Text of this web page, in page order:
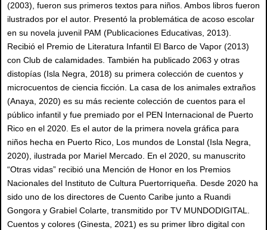
(2003), fueron sus primeros textos para niños. Ambos libros fueron
ilustrados por el autor. Presentó la problemática de acoso escolar
en su novela juvenil PAM (Publicaciones Educativas, 2013).
Recibió el Premio de Literatura Infantil El Barco de Vapor (2013)
con Club de calamidades. También ha publicado 2063 y otras
distopías (Isla Negra, 2018) su primera colección de cuentos y
microcuentos de ciencia ficción. La casa de los animales extraños
(Anaya, 2020) es su más reciente colección de cuentos para el
público infantil y fue premiado por el PEN Internacional de Puerto
Rico en el 2020. Es el autor de la primera novela gráfica para
niños hecha en Puerto Rico, Los mundos de Lonstal (Isla Negra,
2020), ilustrada por Mariel Mercado. En el 2020, su manuscrito
“Otras vidas” recibió una Mención de Honor en los Premios
Nacionales del Instituto de Cultura Puertorriqueña. Desde 2020 ha
sido uno de los directores de Cuento Caribe junto a Ruandi
Gongora y Grabiel Colarte, transmitido por TV MUNDODIGITAL.
Cuentos y colores (Ginesta, 2021) es su primer libro digital con